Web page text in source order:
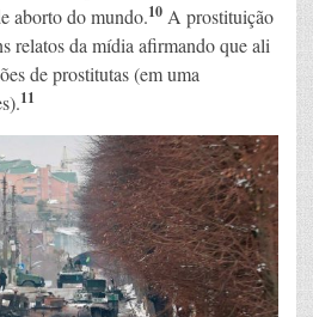
aborto do mundo.10 A prostituição
relatos da mídia afirmando que ali
de prostitutas (em uma
11